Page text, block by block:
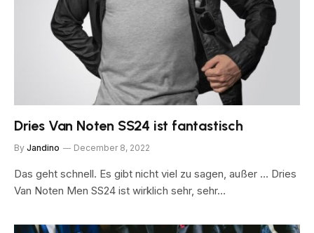
Dries Van Noten SS24 ist fantastisch
By Jandino December 8, 2022
Das geht schnell. Es gibt nicht viel zu sagen, außer … Dries
Van Noten Men SS24 ist wirklich sehr, sehr…